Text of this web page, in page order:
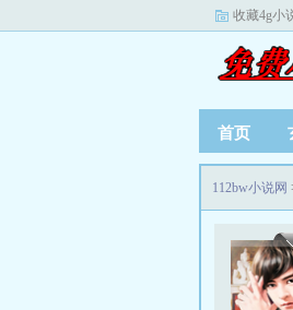
收藏4g小
首页
112bw小说网